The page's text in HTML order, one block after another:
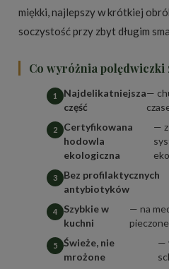
miękki, najlepszy w krótkiej
soczystość przy zbyt długim
Co wyróżnia
Najdelikatniejsza
część
—
Certyfikowana
hodowla
ekologiczna
—
Bez profilaktycznych
antybiotyków
Szybkie w
kuchni
— na
Świeże, nie
mrożone
—